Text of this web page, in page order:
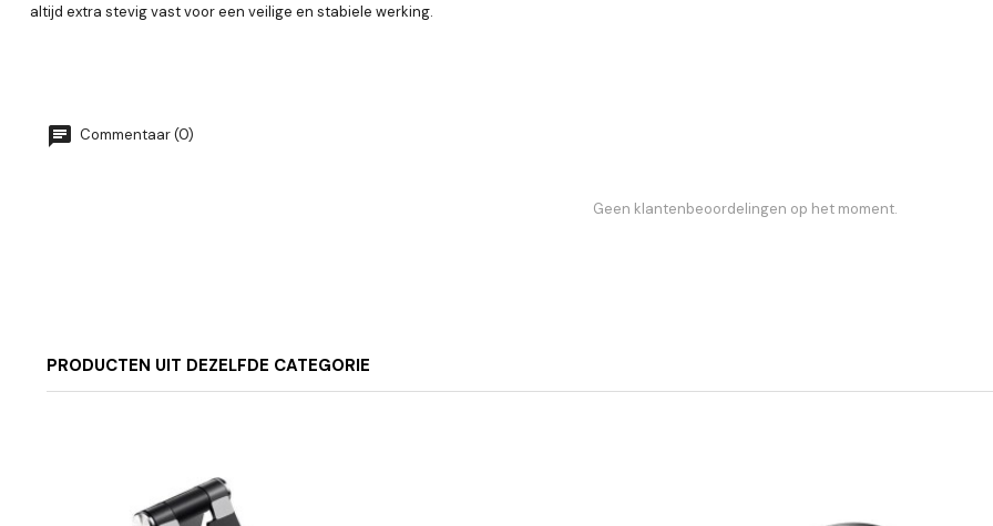
altijd extra stevig vast voor een veilige en stabiele werking.
Commentaar (0)
Geen klantenbeoordelingen op het moment.
PRODUCTEN UIT DEZELFDE CATEGORIE